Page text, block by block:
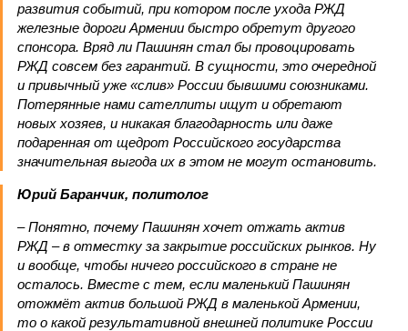
развития событий, при котором после ухода РЖД
железные дороги Армении быстро обретут другого
спонсора. Вряд ли Пашинян стал бы провоцировать
РЖД совсем без гарантий. В сущности, это очередной
и привычный уже «слив» России бывшими союзниками.
Потерянные нами сателлиты ищут и обретают
новых хозяев, и никакая благодарность или даже
подаренная от щедрот Российского государства
значительная выгода их в этом не могут остановить.
Юрий Баранчик, политолог
– Понятно, почему Пашинян хочет отжать актив
РЖД – в отместку за закрытие российских рынков. Ну
и вообще, чтобы ничего российского в стране не
осталось. Вместе с тем, если маленький Пашинян
отожмёт актив большой РЖД в маленькой Армении,
то о какой результативной внешней политике России